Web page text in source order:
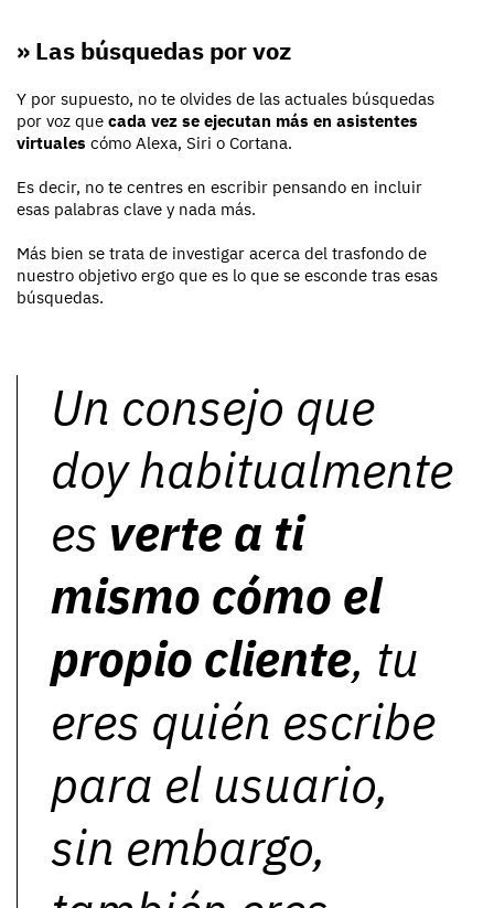
» Las búsquedas por voz
Y por supuesto, no te olvides de las actuales búsquedas
por voz que cada vez se ejecutan más en asistentes
virtuales cómo Alexa, Siri o Cortana.
Es decir, no te centres en escribir pensando en incluir
esas palabras clave y nada más.
Más bien se trata de investigar acerca del trasfondo de
nuestro objetivo ergo que es lo que se esconde tras esas
búsquedas.
Un consejo que
doy habitualmente
es verte a ti
mismo cómo el
propio cliente, tu
eres quién escribe
para el usuario,
sin embargo,